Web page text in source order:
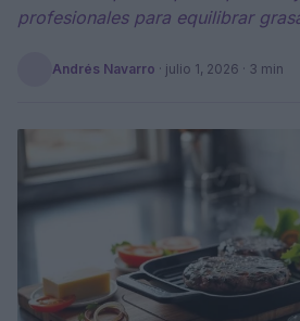
profesionales para equilibrar
Andrés Navarro · julio 1, 2026 · 3 min